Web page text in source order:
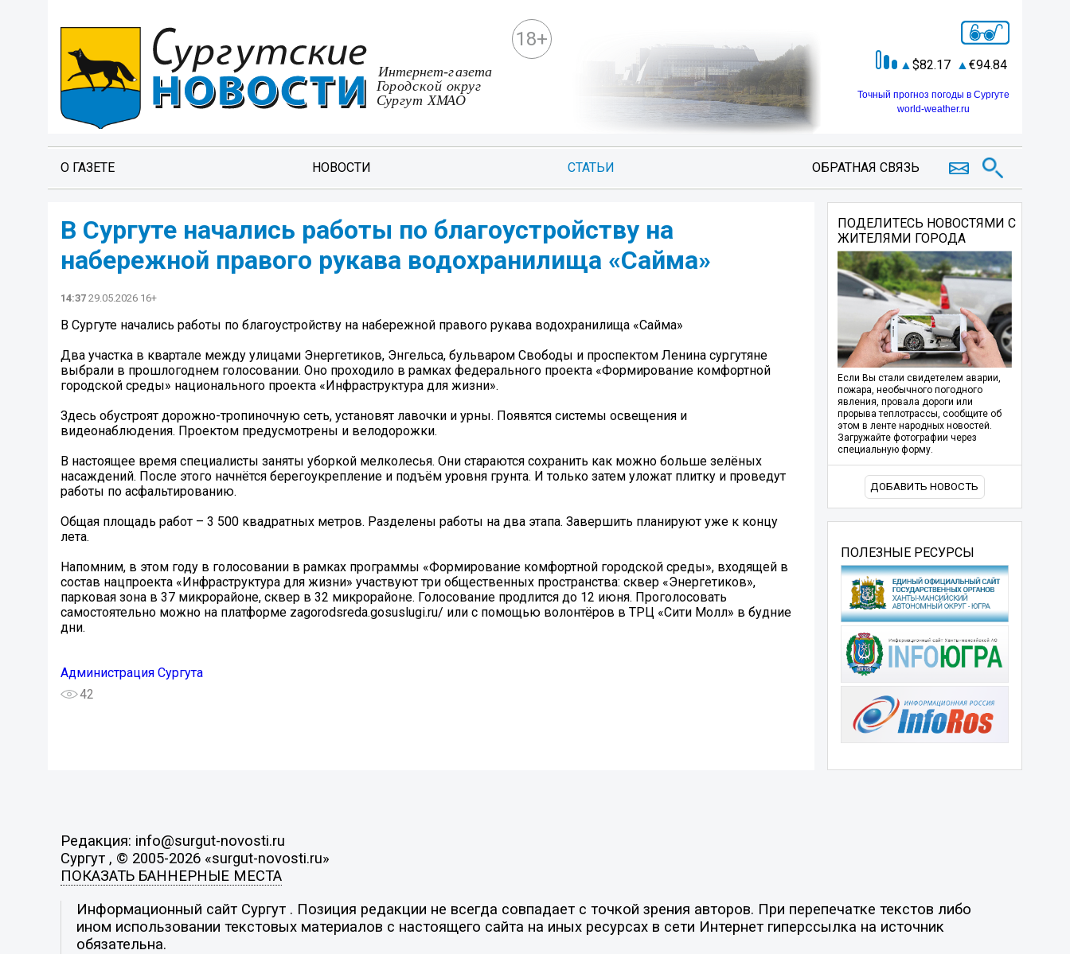
18+
82.17 94.84
Точный прогноз погоды в Сургуте
world-weather.ru
О ГАЗЕТЕ НОВОСТИ СТАТЬИ ОБРАТНАЯ СВЯЗЬ
В Сургуте начались работы по благоустройству на
набережной правого рукава водохранилища «Сайма»
14:37 29.05.2026 16+
В Сургуте начались работы по благоустройству на набережной правого рукава водохранилища «Сайма»
Два участка в квартале между улицами Энергетиков, Энгельса, бульваром Свободы и проспектом Ленина сургутяне
выбрали в прошлогоднем голосовании. Оно проходило в рамках федерального проекта «Формирование комфортной
городской среды» национального проекта «Инфраструктура для жизни».
Здесь обустроят дорожно-тропиночную сеть, установят лавочки и урны. Появятся системы освещения и
видеонаблюдения. Проектом предусмотрены и велодорожки.
В настоящее время специалисты заняты уборкой мелколесья. Они стараются сохранить как можно больше зелёных
насаждений. После этого начнётся берегоукрепление и подъём уровня грунта. И только затем уложат плитку и проведут
работы по асфальтированию.
Общая площадь работ – 3 500 квадратных метров. Разделены работы на два этапа. Завершить планируют уже к концу
лета.
Напомним, в этом году в голосовании в рамках программы «Формирование комфортной городской среды», входящей в
состав нацпроекта «Инфраструктура для жизни» участвуют три общественных пространства: сквер «Энергетиков»,
парковая зона в 37 микрорайоне, сквер в 32 микрорайоне. Голосование продлится до 12 июня. Проголосовать
самостоятельно можно на платформе zagorodsreda.gosuslugi.ru/ или с помощью волонтёров в ТРЦ «Сити Молл» в будние
дни.
Администрация Сургута
42
ПОДЕЛИТЕСЬ НОВОСТЯМИ С
ЖИТЕЛЯМИ ГОРОДА
Если Вы стали свидетелем аварии,
пожара, необычного погодного
явления, провала дороги или
прорыва теплотрассы, сообщите об
этом в ленте народных новостей.
Загружайте фотографии через
специальную форму.
ДОБАВИТЬ НОВОСТЬ
ПОЛЕЗНЫЕ РЕСУРСЫ
Редакция: info@surgut-novosti.ru
Сургут , © 2005-2026 «surgut-novosti.ru»
ПОКАЗАТЬ БАННЕРНЫЕ МЕСТА
Информационный сайт Сургут . Позиция редакции не всегда совпадает с точкой зрения авторов. При перепечатке текстов либо
ином использовании текстовых материалов с настоящего сайта на иных ресурсах в сети Интернет гиперссылка на источник
обязательна.